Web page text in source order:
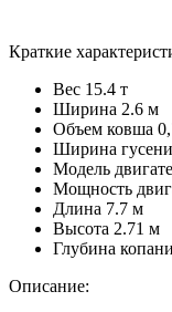
Краткие
Вес 15.4 т
Ширина 2.6 м
Объем ковша
Ширина
Модель
Мощность
Длина 7.7 м
Высота 2.71 м
Глубина
Описание: